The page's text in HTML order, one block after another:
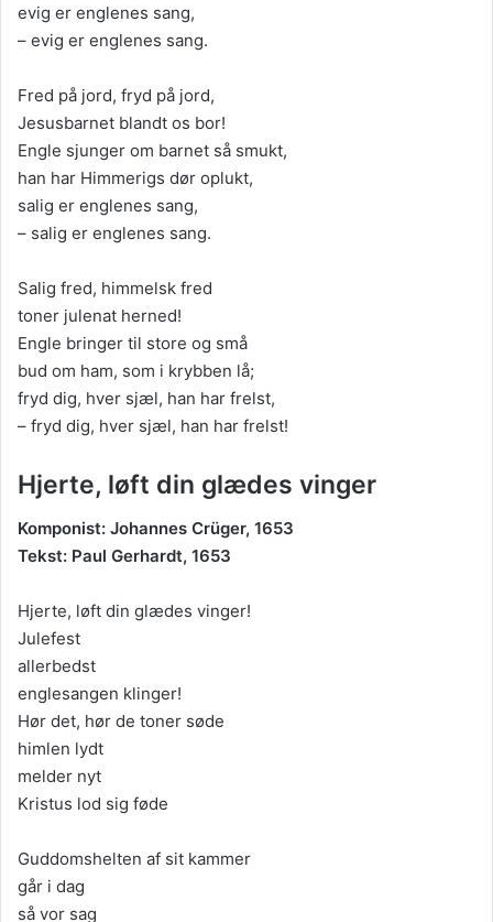
evig er englenes sang,
– evig er englenes sang.
Fred på jord, fryd på jord,
Jesusbarnet blandt os bor!
Engle sjunger om barnet så smukt,
han har Himmerigs dør oplukt,
salig er englenes sang,
– salig er englenes sang.
Salig fred, himmelsk fred
toner julenat herned!
Engle bringer til store og små
bud om ham, som i krybben lå;
fryd dig, hver sjæl, han har frelst,
– fryd dig, hver sjæl, han har frelst!
Hjerte, løft din glædes vinger
Komponist: Johannes Crüger, 1653
Tekst: Paul Gerhardt, 1653
Hjerte, løft din glædes vinger!
Julefest
allerbedst
englesangen klinger!
Hør det, hør de toner søde
himlen lydt
melder nyt
Kristus lod sig føde
Guddomshelten af sit kammer
går i dag
så vor sag